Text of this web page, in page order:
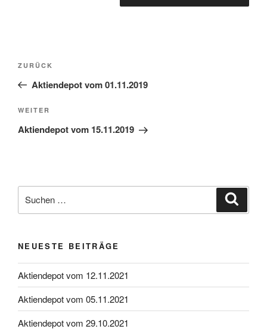
Beitragsnavigation
Vorheriger
Beitrag
ZURÜCK
Aktiendepot vom 01.11.2019
Nächster
Beitrag
WEITER
Aktiendepot vom 15.11.2019
nach:
NEUESTE BEITRÄGE
Aktiendepot vom 12.11.2021
Aktiendepot vom 05.11.2021
Aktiendepot vom 29.10.2021